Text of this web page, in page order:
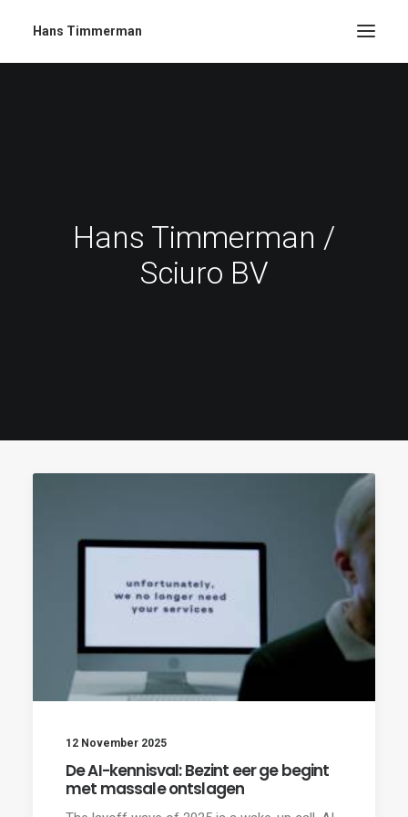
Hans Timmerman
Hans Timmerman /
Sciuro BV
12 November 2025
De AI-kennisval: Bezint eer ge begint
met massale ontslagen